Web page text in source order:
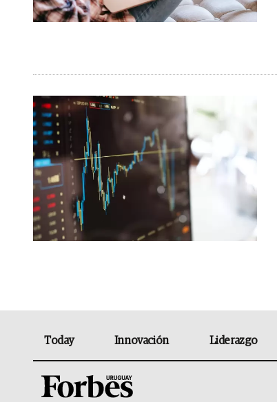
Today Innovación Liderazgo